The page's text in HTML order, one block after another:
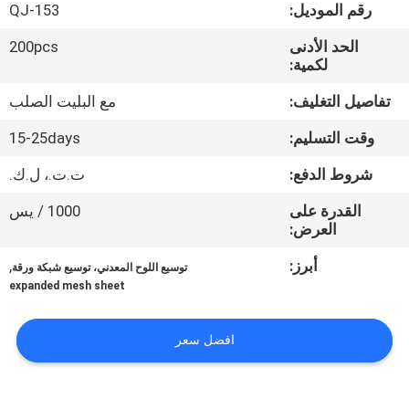
المعمل
مراقبة
الجودة
اتصل
خريطة
رقم الموديل:
QJ-153
الحد الأدنى
لكمية:
200pcs
تفاصيل التغليف:
مع البليت الصلب
وقت التسليم:
15-25days
شروط الدفع:
ت.ت.، ل.ك.
القدرة على
العرض:
1000 / يس
أبرز: توسيع اللوح المعدني، توسيع شبكة ورقة,
expanded mesh sheet
افضل سعر